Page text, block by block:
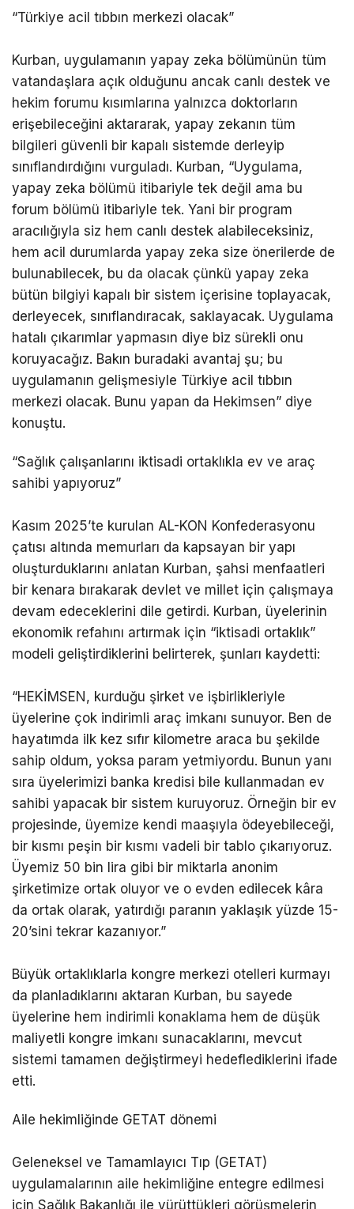
“Türkiye acil tıbbın merkezi olacak”
Kurban, uygulamanın yapay zeka bölümünün tüm
vatandaşlara açık olduğunu ancak canlı destek ve
hekim forumu kısımlarına yalnızca doktorların
erişebileceğini aktararak, yapay zekanın tüm
bilgileri güvenli bir kapalı sistemde derleyip
sınıflandırdığını vurguladı. Kurban, “Uygulama,
yapay zeka bölümü itibariyle tek değil ama bu
forum bölümü itibariyle tek. Yani bir program
aracılığıyla siz hem canlı destek alabileceksiniz,
hem acil durumlarda yapay zeka size önerilerde de
bulunabilecek, bu da olacak çünkü yapay zeka
bütün bilgiyi kapalı bir sistem içerisine toplayacak,
derleyecek, sınıflandıracak, saklayacak. Uygulama
hatalı çıkarımlar yapmasın diye biz sürekli onu
koruyacağız. Bakın buradaki avantaj şu; bu
uygulamanın gelişmesiyle Türkiye acil tıbbın
merkezi olacak. Bunu yapan da Hekimsen” diye
konuştu.
“Sağlık çalışanlarını iktisadi ortaklıkla ev ve araç
sahibi yapıyoruz”
Kasım 2025’te kurulan AL-KON Konfederasyonu
çatısı altında memurları da kapsayan bir yapı
oluşturduklarını anlatan Kurban, şahsi menfaatleri
bir kenara bırakarak devlet ve millet için çalışmaya
devam edeceklerini dile getirdi. Kurban, üyelerinin
ekonomik refahını artırmak için “iktisadi ortaklık”
modeli geliştirdiklerini belirterek, şunları kaydetti:
“HEKİMSEN, kurduğu şirket ve işbirlikleriyle
üyelerine çok indirimli araç imkanı sunuyor. Ben de
hayatımda ilk kez sıfır kilometre araca bu şekilde
sahip oldum, yoksa param yetmiyordu. Bunun yanı
sıra üyelerimizi banka kredisi bile kullanmadan ev
sahibi yapacak bir sistem kuruyoruz. Örneğin bir ev
projesinde, üyemize kendi maaşıyla ödeyebileceği,
bir kısmı peşin bir kısmı vadeli bir tablo çıkarıyoruz.
Üyemiz 50 bin lira gibi bir miktarla anonim
şirketimize ortak oluyor ve o evden edilecek kâra
da ortak olarak, yatırdığı paranın yaklaşık yüzde 15-
20’sini tekrar kazanıyor.”
Büyük ortaklıklarla kongre merkezi otelleri kurmayı
da planladıklarını aktaran Kurban, bu sayede
üyelerine hem indirimli konaklama hem de düşük
maliyetli kongre imkanı sunacaklarını, mevcut
sistemi tamamen değiştirmeyi hedeflediklerini ifade
etti.
Aile hekimliğinde GETAT dönemi
Geleneksel ve Tamamlayıcı Tıp (GETAT)
uygulamalarının aile hekimliğine entegre edilmesi
için Sağlık Bakanlığı ile yürüttükleri görüşmelerin